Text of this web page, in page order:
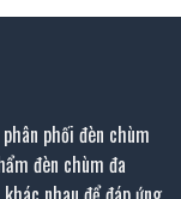
phối đèn chùm
đèn chùm đa